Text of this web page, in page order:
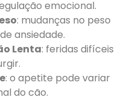
emocional.
: mudanças no peso
ansiedade.
Lenta: feridas difíceis
: o apetite pode variar
do cão.